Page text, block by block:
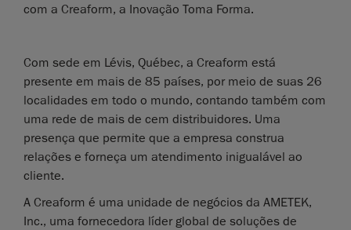
com a Creaform, a Inovação Toma Forma.
Com sede em Lévis, Québec, a Creaform está
presente em mais de 85 países, por meio de suas 26
localidades em todo o mundo, contando também com
uma rede de mais de cem distribuidores. Uma
presença que permite que a empresa construa
relações e forneça um atendimento inigualável ao
cliente.
A Creaform é uma unidade de negócios da AMETEK,
Inc., uma fornecedora líder global de soluções de